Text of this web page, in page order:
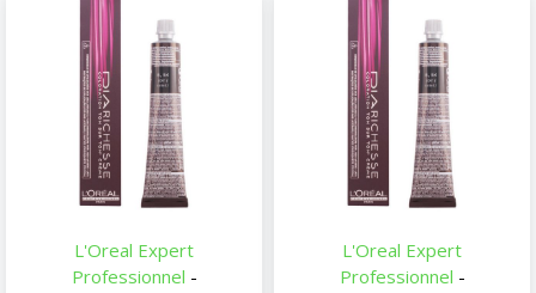
L'Oreal Expert
Professionnel -
L'Oreal Expert
Professionnel -